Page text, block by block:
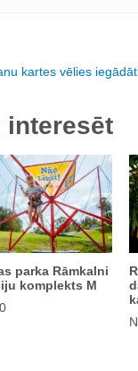
kartes vēlies
interesēt
parka Rāmkalni
komplekts M